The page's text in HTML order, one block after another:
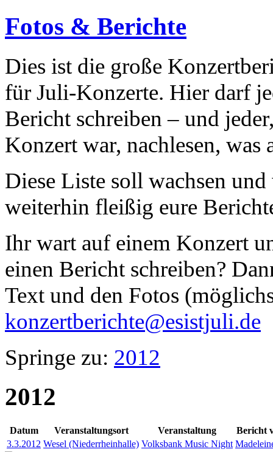
Fotos & Berichte
Dies ist die große
für Juli-Konzerte. Hier darf
Bericht schreiben – und
Konzert war, nachlesen, was
Diese Liste soll wachsen
weiterhin fleißig eure
Ihr wart auf einem Konzert
einen Bericht schreiben?
Text und den Fotos
konzertberichte@esistjuli.de
Springe zu: 2012
2012
Datum Veranstaltungsort Veranstaltung
Bericht
3.3.2012 Wesel (Niederrheinhalle) Volksbank Music Night